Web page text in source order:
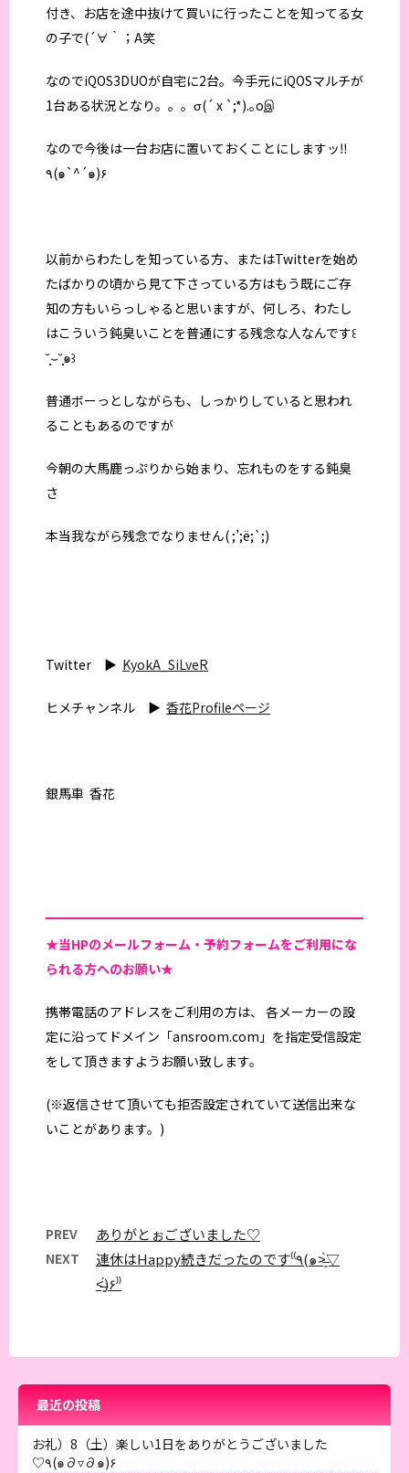
付き、お店を途中抜けて買いに行ったことを知ってる女
の子で(´∀｀；A笑
なのでiQOS3DUOが自宅に2台。今手元にiQOSマルチが
1台ある状況となり。。。σ(´ x `;*).｡oஇ
なので今後は一台お店に置いておくことにしますッ‼︎
٩(๑`^´๑)۶
以前からわたしを知っている方、またはTwitterを始め
たばかりの頃から見て下さっている方はもう既にご存
知の方もいらっしゃると思いますが、何しろ、わたし
はこういう鈍臭いことを普通にする残念な人なんです꒰
˘̩̩̩⌣˘̩̩̩๑꒱
普通ボーっとしながらも、しっかりしていると思われ
ることもあるのですが
今朝の大馬鹿っぷりから始まり、忘れものをする鈍臭
さ
本当我ながら残念でなりません( ;’;ё;`;)
Twitter ▶︎ KyokA_SiLveR
ヒメチャンネル ▶︎ 香花Profileページ
銀馬車 香花
★当HPのメールフォーム・予約フォームをご利用にな
られる方へのお願い★
携帯電話のアドレスをご利用の方は、 各メーカーの設
定に沿ってドメイン「ansroom.com」を指定受信設定
をして頂きますようお願い致します。
(※返信させて頂いても拒否設定されていて送信出来な
いことがあります。)
PREV ありがとぉございました♡
NEXT
連休はHappy続きだったのです⁽⁽٩(๑˃̶͈̀▽
˂̶͈́)۶⁾⁾
最近の投稿
お礼）8（土）楽しい1日をありがとうございました
♡٩(๑∂▿∂๑)۶